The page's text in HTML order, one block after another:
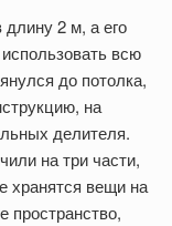
2 м, а его
всю
до потолка,
на
делителя.
на три части,
хранятся вещи на